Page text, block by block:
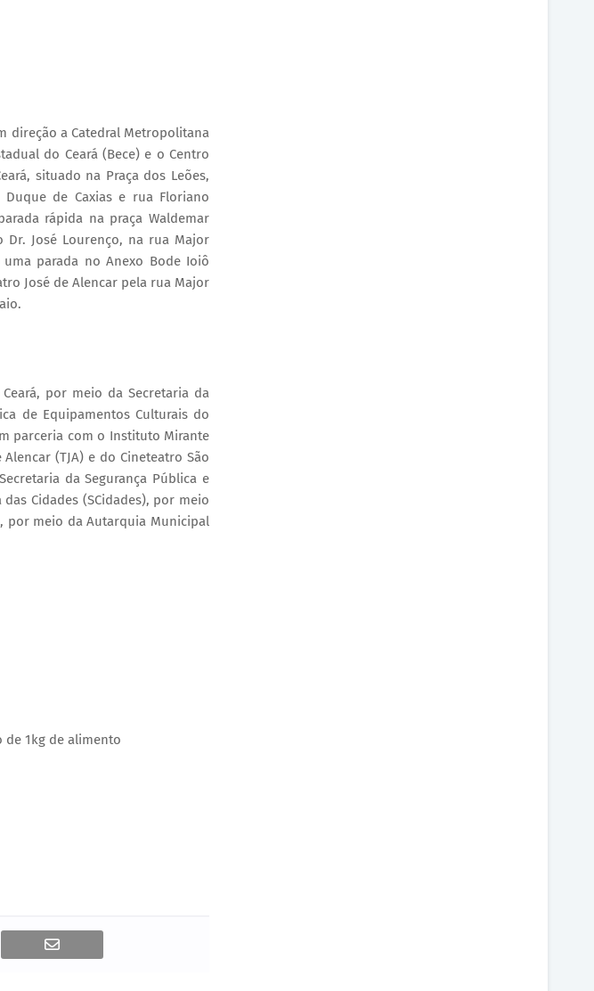
direção a Catedral Metropolitana
do Ceará (Bece) e o Centro
situado na Praça dos Leões,
de Caxias e rua Floriano
rápida na praça Waldemar
Dr. José Lourenço, na rua Major
parada no Anexo Bode Ioiô
José de Alencar pela rua Major
por meio da Secretaria da
de Equipamentos Culturais do
parceria com o Instituto Mirante
(TJA) e do Cineteatro São
da Segurança Pública e
Cidades (SCidades), por meio
por meio da Autarquia Municipal
de 1kg de alimento